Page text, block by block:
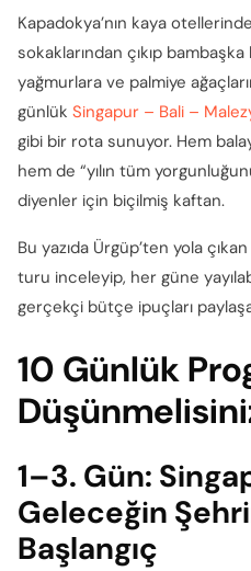
Kapadokya’nın kaya
sokaklarından çıkıp
yağmurlara ve palmiye
günlük Singapur – Bali –
gibi bir rota sunuyor. Hem
hem de “yılın tüm
diyenler için biçilmiş kaftan.
Bu yazıda Ürgüp’ten yola
turu inceleyip, her güne
gerçekçi bütçe ipuçları
10 Günlük
1–3. Gün:
Geleceğin
Başlangıç